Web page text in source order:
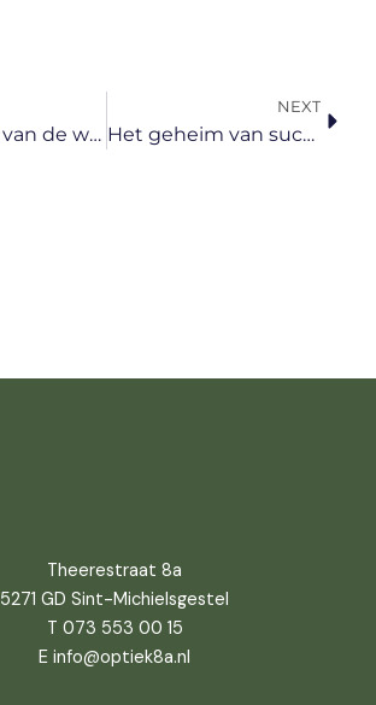
Aanpassen van de winkel
NEXT
Het geheim van succesvolle lenzen
Theerestraat 8a
5271 GD Sint-Michielsgestel
T 073 553 00 15
E info@optiek8a.nl